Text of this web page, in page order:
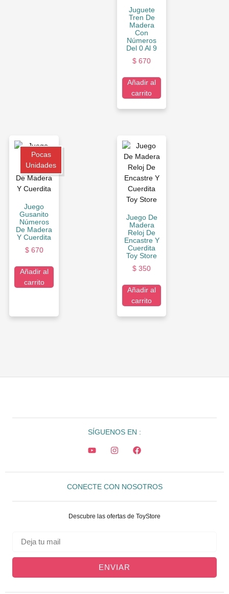
Juguete
Tren De
Madera
Con
Números
Del 0 Al 9
$ 670
Añadir al
carrito
Pocas
Unidades
Juego
Gusanito
Números
De Madera
Y Cuerdita
$670
Añadir al
carrito
Juego De
Madera
Reloj De
Encastre Y
Cuerdita
Toy Store
$ 350
Añadir al
carrito
SÍGUENOS EN :
CONECTE CON NOSOTROS
Descubre las ofertas de ToyStore
ENVIAR